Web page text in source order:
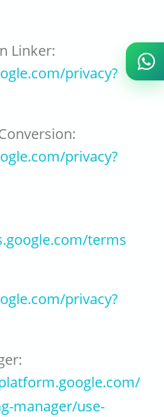
Linker:
privacy?
privacy?
terms
privacy?
manager/use-